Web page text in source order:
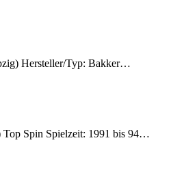
Hersteller/Typ: Bakker…
Spin Spielzeit: 1991 bis 94…